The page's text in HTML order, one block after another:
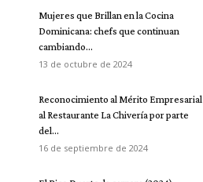
Mujeres que Brillan en la Cocina
Dominicana: chefs que continuan
cambiando...
13 de octubre de 2024
Reconocimiento al Mérito Empresarial
al Restaurante La Chivería por parte
del...
16 de septiembre de 2024